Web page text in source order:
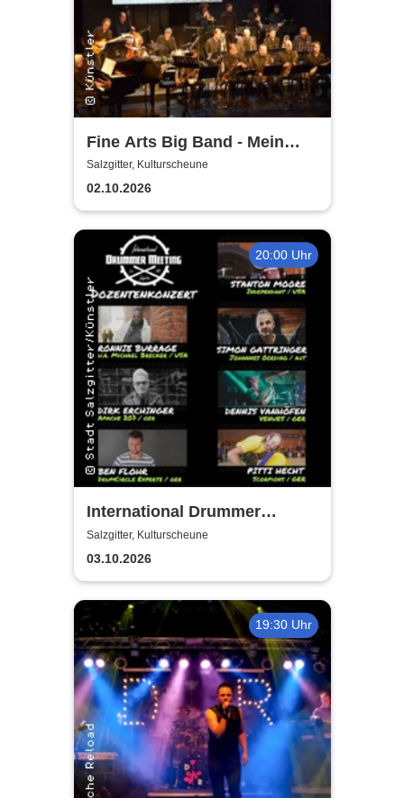
Fine Arts Big Band - Mein
amerikanischer Traum - True
Stories
Salzgitter, Kulturscheune
02.10.2026
20:00 Uhr
International Drummer
Meeting Konzert |
Kulturscheune
Salzgitter, Kulturscheune
03.10.2026
19:30 Uhr